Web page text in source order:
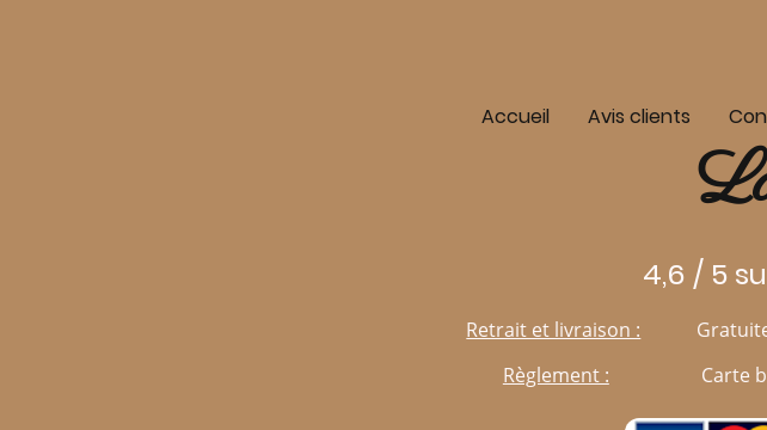
Accueil Avis clients
4,6 / 5
Retrait et livraison :
Règlement :
Carte